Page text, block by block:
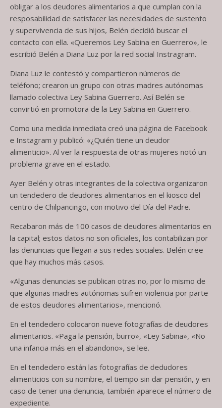
obligar a los deudores alimentarios a que cumplan con la
resposabilidad de satisfacer las necesidades de sustento
y supervivencia de sus hijos, Belén decidió buscar el
contacto con ella. «Queremos Ley Sabina en Guerrero», le
escribió Belén a Diana Luz por la red social Instragram.
Diana Luz le contestó y compartieron números de
teléfono; crearon un grupo con otras madres autónomas
llamado colectiva Ley Sabina Guerrero. Así Belén se
convirtió en promotora de la Ley Sabina en Guerrero.
Como una medida inmediata creó una página de Facebook
e Instagram y publicó: «¿Quién tiene un deudor
alimenticio». Al ver la respuesta de otras mujeres notó un
problema grave en el estado.
Ayer Belén y otras integrantes de la colectiva organizaron
un tendedero de deudores alimentarios en el kiosco del
centro de Chilpancingo, con motivo del Día del Padre.
Recabaron más de 100 casos de deudores alimentarios en
la capital; estos datos no son oficiales, los contabilizan por
las denuncias que llegan a sus redes sociales. Belén cree
que hay muchos más casos.
«Algunas denuncias se publican otras no, por lo mismo de
que algunas madres autónomas sufren violencia por parte
de estos deudores alimentarios», mencionó.
En el tendedero colocaron nueve fotografías de deudores
alimentarios. «Paga la pensión, burro», «Ley Sabina», «No
una infancia más en el abandono», se lee.
En el tendedero están las fotografías de dedudores
alimenticios con su nombre, el tiempo sin dar pensión, y en
caso de tener una denuncia, también aparece el número de
expediente.